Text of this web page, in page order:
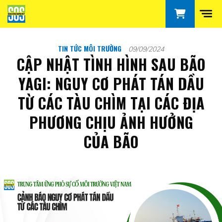
TIN TỨC MÔI TRƯỜNG 09/09/2024
CẬP NHẬT TÌNH HÌNH SAU BÃO
YAGI: NGUY CƠ PHÁT TÁN DẦU
TỪ CÁC TÀU CHÌM TẠI CÁC ĐỊA
PHƯƠNG CHỊU ẢNH HƯỞNG
CỦA BÃO